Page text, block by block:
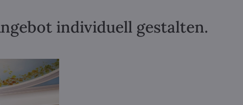
individuell gestalten.